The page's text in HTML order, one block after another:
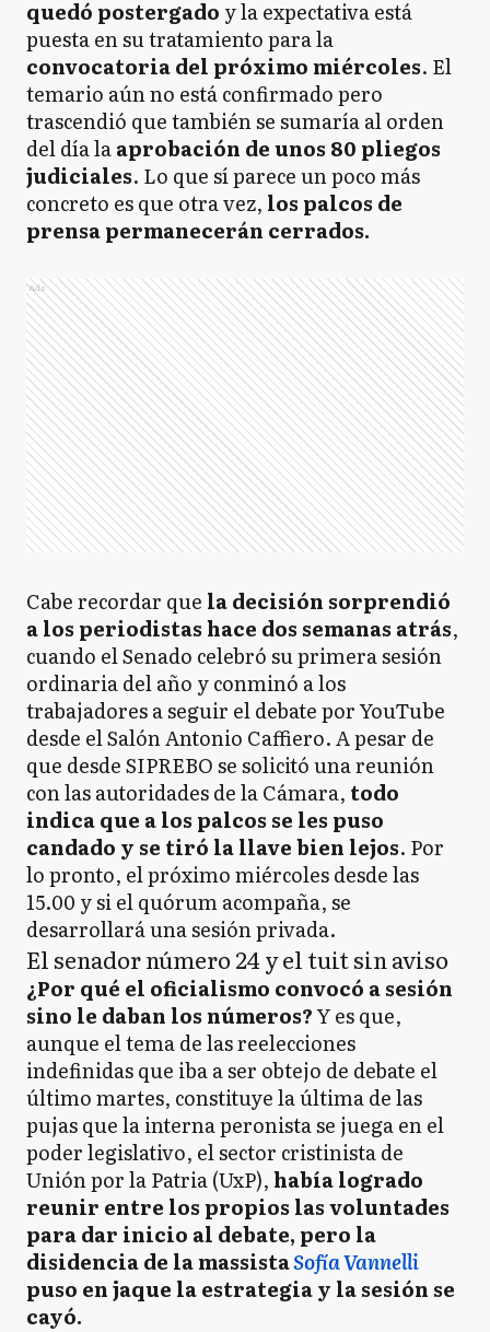
quedó postergado y la expectativa está
puesta en su tratamiento para la
convocatoria del próximo miércoles. El
temario aún no está confirmado pero
trascendió que también se sumaría al orden
del día laaprobación de unos 80 pliegos
judiciales. Lo que sí parece un poco más
concreto es que otra vez, los palcos de
prensa permanecerán cerrados.
Ads
Cabe recordar que la decisión sorprendió
a los periodistas hace dos semanas atrás,
cuando el Senado celebró su primera sesión
ordinaria del año y conminó a los
trabajadores a seguir el debate por YouTube
desde el Salón Antonio Caffiero. A pesar de
que desde SIPREBO se solicitó una reunión
con las autoridades de la Cámara, todo
indica que a los palcos se les puso
candado y se tiró la llave bien lejos. Por
lo pronto, el próximo miércoles desde las
15.00 y si el quórum acompaña, se
desarrollará una sesión privada.
El senador número 24 y el tuit sin aviso
¿Por qué el oficialismo convocó a sesión
sino le daban los números?Y es que,
aunque el tema de las reelecciones
indefinidas que iba a ser obtejo de debate el
último martes, constituye la última de las
pujas que la interna peronista se juega en el
poder legislativo, el sector cristinista de
Unión por la Patria (UxP), había logrado
reunir entre los propios las voluntades
para dar inicio al debate, pero la
disidencia de la massistaSofía Vannelli
puso en jaque la estrategia y la sesión se
cayó.